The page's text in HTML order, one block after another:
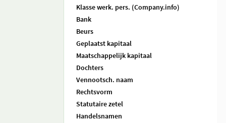
Klasse werk. pers. (Company.info)
Bank
Beurs
Geplaatst kapitaal
Maatschappelijk kapitaal
Dochters
Vennootsch. naam
Rechtsvorm
Statutaire zetel
Handelsnamen